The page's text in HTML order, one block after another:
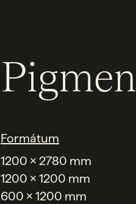
Formátum
1200 x 2780 mm
1200 x 1200 mm
600 x 1200 mm